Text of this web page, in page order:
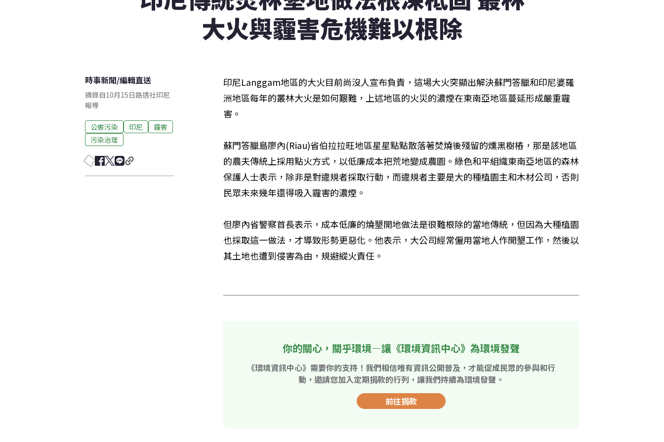
大火與霾害危機難以根除
時事新聞/編輯直送
摘錄自10月15日路透社印尼
報導
公害污染 印尼
霾害
污染治理
印尼Langgam地區的大火目前尚沒人宣布負責，這場大火突顯出解決蘇門答臘和印尼婆羅
洲地區每年的叢林大火是如何艱難，上述地區的火災的濃煙在東南亞地區蔓延形成嚴重霾
害。
蘇門答臘島廖內(Riau)省伯拉拉旺地區星星點點散落著焚燒後殘留的燻黑樹樁，那是該地區
的農夫傳統上採用點火方式，以低廉成本把荒地變成農園。綠色和平組織東南亞地區的森林
保護人士表示，除非是對違規者採取行動，而違規者主要是大的種植園主和木材公司，否則
民眾未來幾年還得吸入霾害的濃煙。
但廖內省警察首長表示，成本低廉的燒墾開地做法是很難根除的當地傳統，但因為大種植園
也採取這一做法，才導致形勢更惡化。他表示，大公司經常僱用當地人作開墾工作，然後以
其土地也遭到侵害為由，規避縱火責任。
你的關心，關乎環境—讓《環境資訊中心》為環境發聲
《環境資訊中心》需要你的支持！我們相信唯有資訊公開普及，才能促成民眾的參與和行
動，邀請您加入定期捐款的行列，讓我們持續為環境發聲。
前往捐款